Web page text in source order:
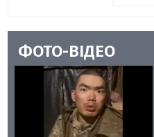
ФОТО-ВІДЕО